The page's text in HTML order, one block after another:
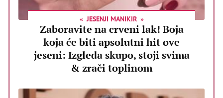
JESENJI MANIKIR
Zaboravite na crveni lak! Boja
koja će biti apsolutni hit ove
jeseni: Izgleda skupo, stoji svima
& zrači toplinom